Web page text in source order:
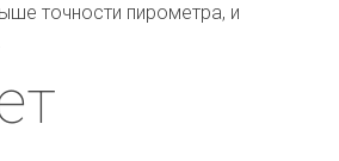
точности пирометра, и